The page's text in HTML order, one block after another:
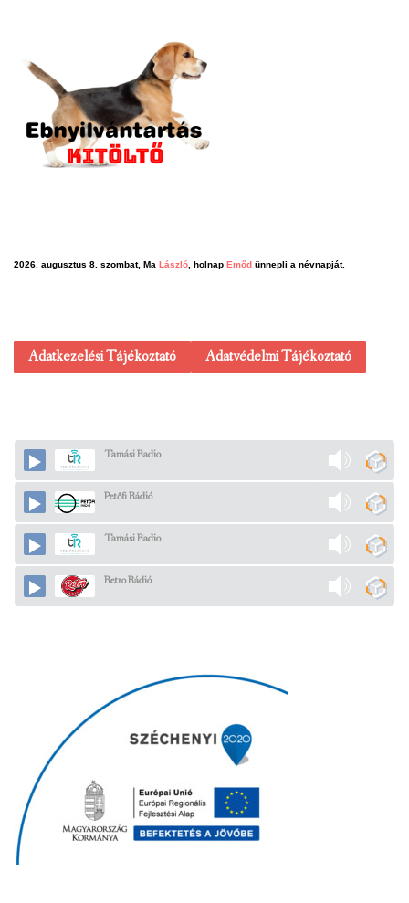
2026. augusztus 8. szombat, Ma László, holnap Emőd ünnepli a névnapját.
Adatkezelési Tájékoztató Adatvédelmi Tájékoztató
Tamási Radio
Petőfi Rádió
Tamási Radio
Retro Rádió